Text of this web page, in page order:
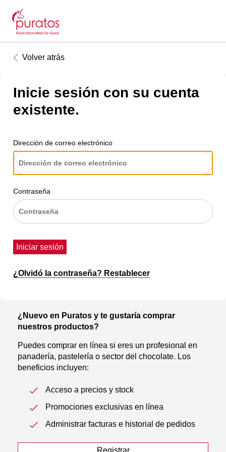
Volver atrás
Inicie sesión con su cuenta
existente.
Dirección de correo electrónico
Contraseña
Iniciar sesión
¿Olvidó la contraseña? Restablecer
¿Nuevo en Puratos y te gustaría comprar
nuestros productos?
Puedes comprar en línea si eres un profesional en
panadería, pastelería o sector del chocolate. Los
beneficios incluyen:
Acceso a precios y stock
Promociones exclusivas en línea
Administrar facturas e historial de pedidos